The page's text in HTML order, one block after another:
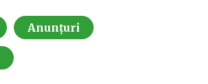
Anunțuri